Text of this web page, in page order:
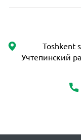
Toshkent
Учтепинский